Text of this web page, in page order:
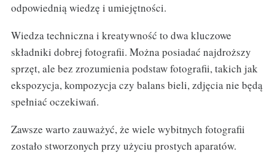
odpowiednią wiedzę i umiejętności.
Wiedza techniczna i kreatywność to dwa kluczowe
składniki dobrej fotografii. Można posiadać najdroższy
sprzęt, ale bez zrozumienia podstaw fotografii, takich jak
ekspozycja, kompozycja czy balans bieli, zdjęcia nie będą
spełniać oczekiwań.
Zawsze warto zauważyć, że wiele wybitnych fotografii
zostało stworzonych przy użyciu prostych aparatów.